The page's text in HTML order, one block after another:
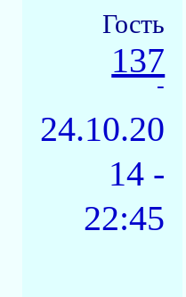
Гость
137
-
24.10.20
14 -
22:45